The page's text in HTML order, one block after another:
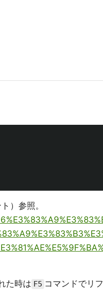
）参照。
た時は F5 コマンドでリ